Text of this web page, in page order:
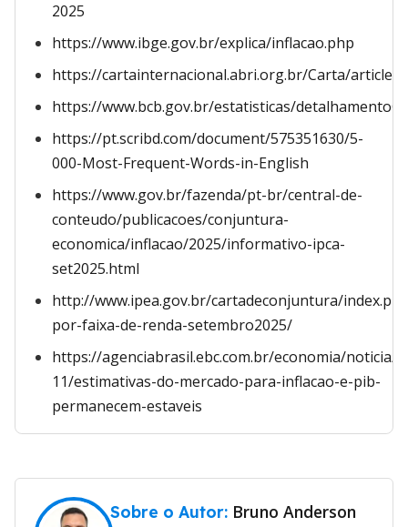
2025
https://www.ibge.gov.br/explica/inflacao.php
https://cartainternacional.abri.org.br/Carta/article/
https://www.bcb.gov.br/estatisticas/
https://pt.scribd.com/document/575351630/5-
000-Most-Frequent-Words-in-English
https://www.gov.br/fazenda/pt-br/central-de-
conteudo/publicacoes/conjuntura-
economica/inflacao/2025/informativo-ipca-
set2025.html
http://www.ipea.gov.br/cartadeconjuntura/
por-faixa-de-renda-setembro2025/
https://agenciabrasil.ebc.com.br/economia/noticia/
11/estimativas-do-mercado-para-inflacao-e-pib-
permanecem-estaveis
Sobre o Autor: Bruno Anderson